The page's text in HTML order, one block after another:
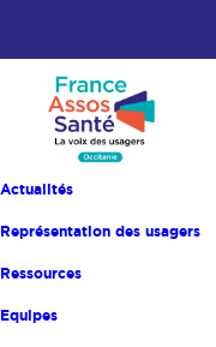
Actualités
Représentation des usagers
Ressources
Equipes